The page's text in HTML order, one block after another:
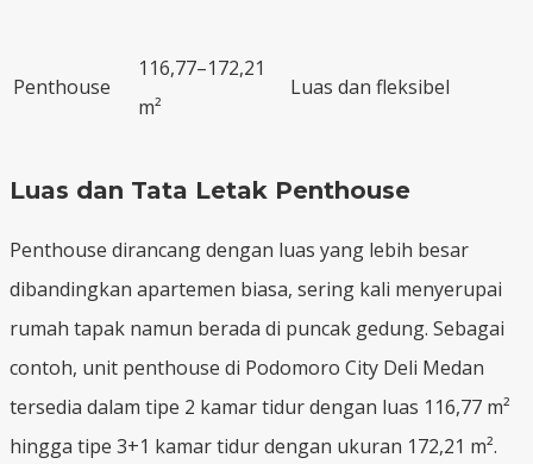
Penthouse
116,77–172,21
m²
Luas dan fleksibel
Luas dan Tata Letak Penthouse
Penthouse dirancang dengan luas yang lebih besar
dibandingkan apartemen biasa, sering kali menyerupai
rumah tapak namun berada di puncak gedung. Sebagai
contoh, unit penthouse di Podomoro City Deli Medan
tersedia dalam tipe 2 kamar tidur dengan luas 116,77 m²
hingga tipe 3+1 kamar tidur dengan ukuran 172,21 m².